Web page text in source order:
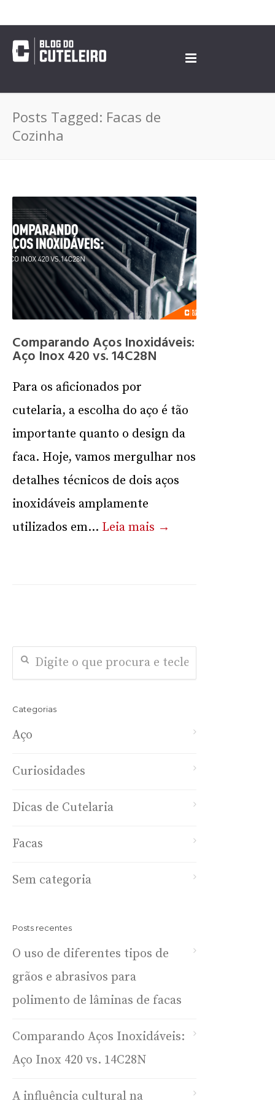
Posts Tagged: Facas de
Cozinha
Comparando Aços Inoxidáveis:
Aço Inox 420 vs. 14C28N
Para os aficionados por
cutelaria, a escolha do aço é tão
importante quanto o design da
faca. Hoje, vamos mergulhar nos
detalhes técnicos de dois aços
inoxidáveis amplamente
utilizados em... Leia mais →
Categorias
Aço
Curiosidades
Dicas de Cutelaria
Facas
Sem categoria
Posts recentes
O uso de diferentes tipos de
grãos e abrasivos para
polimento de lâminas de facas
Comparando Aços Inoxidáveis:
Aço Inox 420 vs. 14C28N
A influência cultural na